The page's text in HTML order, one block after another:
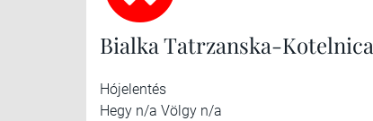
Bialka Tatrzanska-Kotelnica
Hójelentés
Hegy n/a Völgy n/a